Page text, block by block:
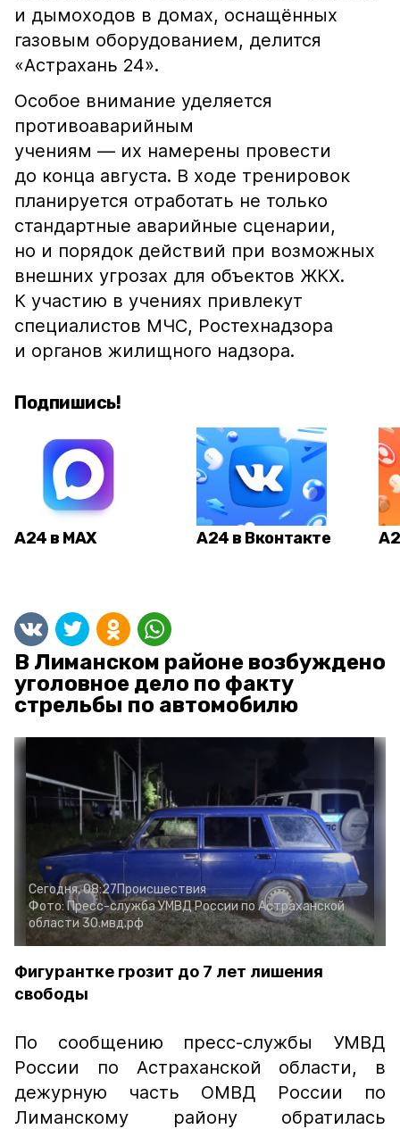
и дымоходов в домах, оснащённых
газовым оборудованием, делится
«Астрахань 24».
Особое внимание уделяется
противоаварийным
учениям — их намерены провести
до конца августа. В ходе тренировок
планируется отработать не только
стандартные аварийные сценарии,
но и порядок действий при возможных
внешних угрозах для объектов ЖКХ.
К участию в учениях привлекут
специалистов МЧС, Ростехнадзора
и органов жилищного надзора.
Подпишись!
А24 в MAX А24 в Вконтакте
В Лиманском районе возбуждено
уголовное дело по факту
стрельбы по автомобилю
Сегодня, 08:27Происшествия
Фото:Пресс-служба УМВД России по Астраханской
области30.мвд.рф
Фигурантке грозит до 7 лет лишения
свободы
По сообщению пресс-службы УМВД
России по Астраханской области, в
дежурную часть ОМВД России по
Лиманскому району обратилась